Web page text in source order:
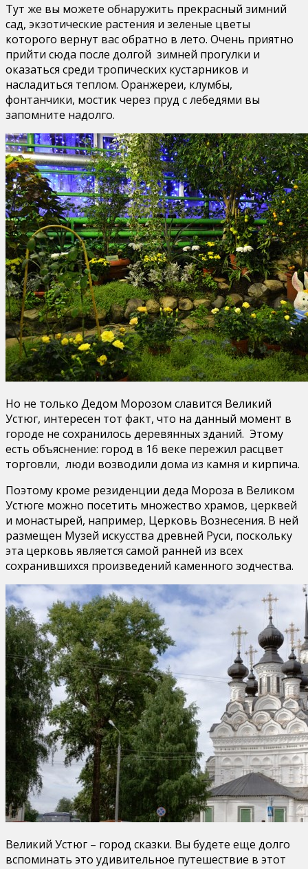
Тут же вы можете обнаружить прекрасный зимний
сад, экзотические растения и зеленые цветы
которого вернут вас обратно в лето. Очень приятно
прийти сюда после долгой зимней прогулки и
оказаться среди тропических кустарников и
насладиться теплом. Оранжереи, клумбы,
фонтанчики, мостик через пруд с лебедями вы
запомните надолго.
Но не только Дедом Морозом славится Великий
Устюг, интересен тот факт, что на данный момент в
городе не сохранилось деревянных зданий. Этому
есть объяснение: город в 16 веке пережил расцвет
торговли, люди возводили дома из камня и кирпича.
Поэтому кроме резиденции деда Мороза в Великом
Устюге можно посетить множество храмов, церквей
и монастырей, например, Церковь Вознесения. В ней
размещен Музей искусства древней Руси, поскольку
эта церковь является самой ранней из всех
сохранившихся произведений каменного зодчества.
Великий Устюг – город сказки. Вы будете еще долго
вспоминать это удивительное путешествие в этот